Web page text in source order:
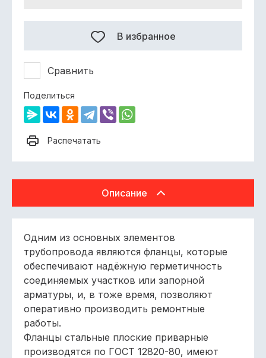
Сравнить
В избранное
Поделиться
Распечатать
Описание
Одним из основных элементов
трубопровода являются фланцы, которые
обеспечивают надёжную герметичность
соединяемых участков или запорной
арматуры, и, в тоже время, позволяют
оперативно производить ремонтные
работы.
Фланцы стальные плоские приварные
производятся по ГОСТ 12820-80, имеют